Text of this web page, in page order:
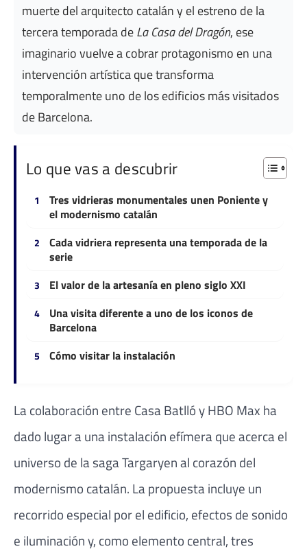
muerte del arquitecto catalán y el estreno de la
tercera temporada deLa Casa del Dragón, ese
imaginario vuelve a cobrar protagonismo en una
intervención artística que transforma
temporalmente uno de los edificios más visitados
de Barcelona.
Lo que vas a descubrir
Tres vidrieras monumentales unen Poniente y
el modernismo catalán
Cada vidriera representa una temporada de la
serie
El valor de la artesanía en pleno siglo XXI
Una visita diferente a uno de los iconos de
Barcelona
Cómo visitar la instalación
La colaboración entre Casa Batlló y HBO Max ha
dado lugar a una instalación efímera que acerca el
universo de la saga Targaryen al corazón del
modernismo catalán. La propuesta incluye un
recorrido especial por el edificio, efectos de sonido
e iluminación y, como elemento central, tres